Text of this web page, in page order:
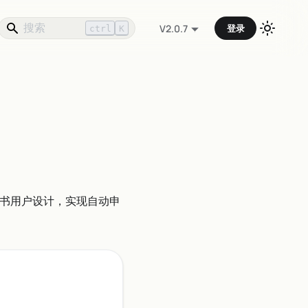
ctrl K V2.0.7 登录
用户设计，实现自动申